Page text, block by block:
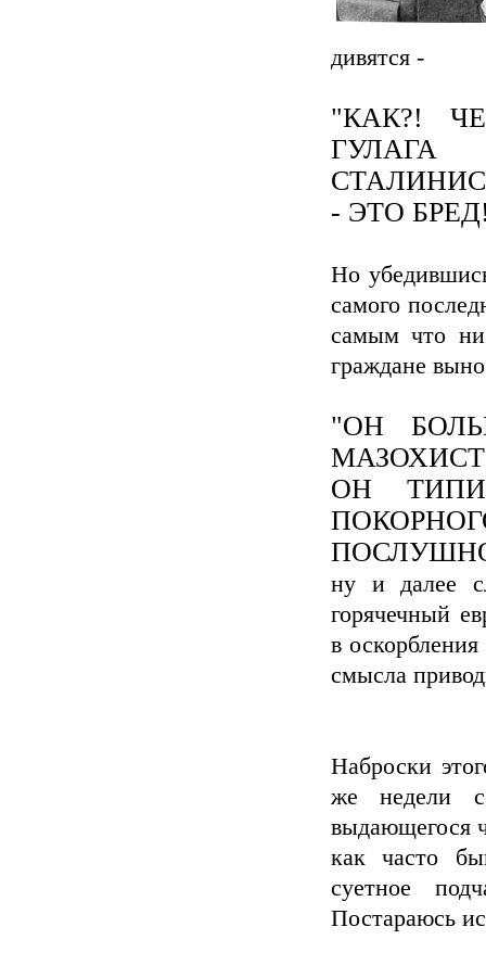
дивятся -
"КАК?!
- ЭТО
Но
самого
самым что ни
граждане
"ОН
ОН
ну и далее
горячечный
в
смысла
Наброски
же недели
выдающегося
как часто
суетное
Постараюсь